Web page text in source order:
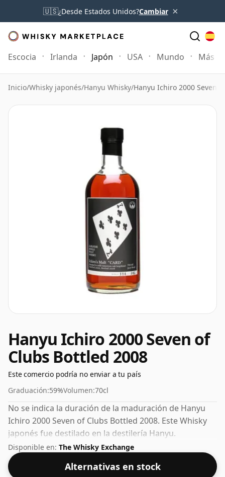
🇺🇸¿Desde Estados Unidos?Cambiar ×
Escocia Irlanda Japón USA Mundo Más
Inicio/Whisky japonés/Hanyu Whisky/Hanyu Ichiro 2000 Seven
Hanyu Ichiro 2000 Seven of
Clubs Bottled 2008
Este comercio podría no enviar a tu país
Graduación:59%Volumen:70cl
No se indica la duración de la maduración de Hanyu
Ichiro 2000 Seven of Clubs Bottled 2008. Este Whisky
japonés fue destilado en la destilería Hanyu.
Embotellado con una agradable graduación del 59%,
este whisky viene en una botella de 70 cl.
Disponible en: The Whisky Exchange
Alternativas en stock